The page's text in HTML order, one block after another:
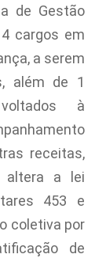
de Gestão
cargos em
a serem
além de 1
à
receitas,
altera a lei
453 e
coletiva por
de